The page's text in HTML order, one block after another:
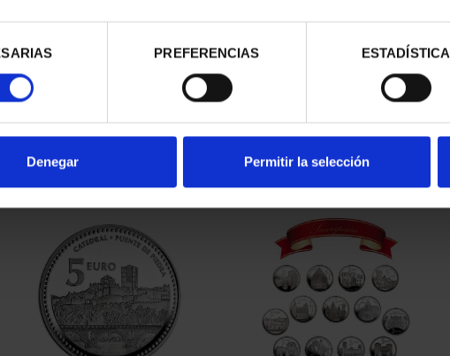
PREFERENCIAS ESTADÍSTICA
Denegar Permitir la selección
CAPITALES ESPAÑOLAS -
CAPITALES ESPAÑOLAS -